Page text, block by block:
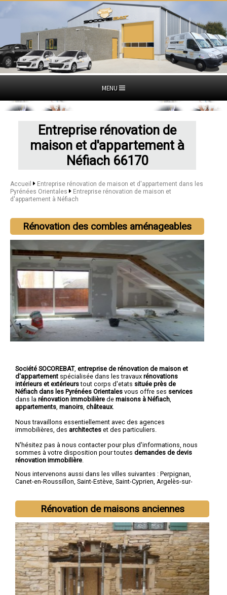
MENU
Entreprise rénovation de
maison et d'appartement à
Néfiach 66170
Accueil
Entreprise rénovation de maison et d'appartement dans les
Pyrénées Orientales
Entreprise rénovation de maison et
d'appartement à Néfiach
Rénovation des combles aménageables
Société SOCOREBAT, entreprise de rénovation de maison et
d'appartement spécialisée dans les travaux rénovations
intérieurs et extérieurstout corps d'etats située près de
Néfiach dans les Pyrénées Orientales vous offre ses services
dans la rénovation immobilière de maisons à Néfiach
appartements manoirs châteaux.
Nous travaillons essentiellement avec des agences
immobilières, des architectes et des particuliers.
N'hésitez pas à nous contacter pour plus d'informations, nous
sommes à votre disposition pour toutes demandes de devis
rénovation immobilière
Nous intervenons aussi dans les villes suivantes : Perpignan,
Canet-en-Roussillon, Saint-Estève, Saint-Cyprien, Argelès-sur-
Rénovation de maisons anciennes